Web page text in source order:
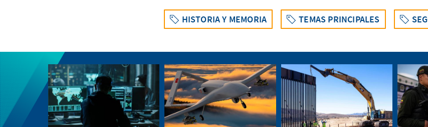
HISTORIA Y MEMORIA TEMAS PRINCIPALES